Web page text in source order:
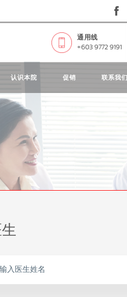
通用线
+603 9772 9191
认识本院 促销 联系我们